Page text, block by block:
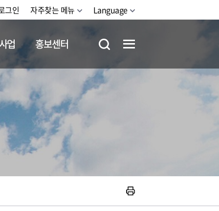
그인 자주찾는 메뉴 Language
업 홍보센터